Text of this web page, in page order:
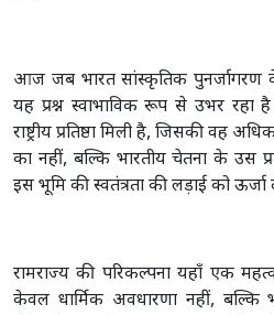
आज जब भारत सांस्कृतिक पुनर्जागरण
यह प्रश्न स्वाभाविक रूप से उभर रहा
राष्ट्रीय प्रतिष्ठा मिली है, जिसकी वह
का नहीं, बल्कि भारतीय चेतना के उस
इस भूमि की स्वतंत्रता की लड़ाई को ऊर्जा
रामराज्य की परिकल्पना यहाँ एक
केवल धार्मिक अवधारणा नहीं, बल्कि